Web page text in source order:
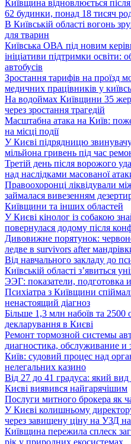
Київщина відновлюється
62 будинки, понад 18 тисяч
В Київській області вогонь
для тварин
Київська ОВА під новим
ініціативи підтримки освіти:
автобусів
Зростання тарифів на проїзд
медичних працівників у
На водоймах Київщини 35
через зростання трагедій
Масштабна атака на Київ:
на місці події
У Києві підрядницю
мільйона гривень під час
Третій день після ворожого
над наслідками масованої
Правоохоронці ліквідували
займалася вивезенням
Київщини та інших областей
У Києві кінолог із собакою
повернулася додому після
Дивовижне порятунок:
ледве в survivors after
Від навчального закладу до
Київській області з’явиться
ЭЭГ: показатели, подготовка
Психіатра з Київщини
ненастоящий діагноз
Більше 1,3 млн набоїв та 2500
декларування в Києві
Ремонт тормозной системы
диагностика, обслуживание и
Київ: судовий процес над
нелегальних казино
Від 27 до 41 градуса: який
Києві виявився найгарячішим
Послуги митного брокера як
У Києві колишньому
через завищену ціну на УЗД
Київщина пережила сплеск